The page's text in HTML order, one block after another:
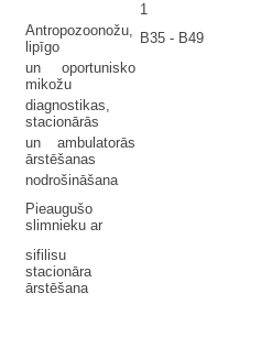
1
Antropozoonožu,
lipīgo
B35 - B49
un oportunisko
mikožu
diagnostikas,
stacionārās
un ambulatorās
ārstēšanas
nodrošināšana
Pieaugušo
slimnieku ar
sifilisu
stacionāra
ārstēšana